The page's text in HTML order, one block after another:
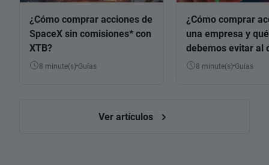
¿Cómo comprar acciones de
SpaceX sin comisiones* con
XTB?
8 minute(s) Guías
¿Cómo comprar
una empresa y
debemos evitar al
8 minute(s) Guías
Ver artículos